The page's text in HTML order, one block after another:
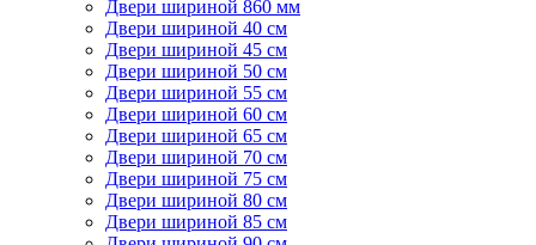
Двери шириной 860 мм
Двери шириной 40 см
Двери шириной 45 см
Двери шириной 50 см
Двери шириной 55 см
Двери шириной 60 см
Двери шириной 65 см
Двери шириной 70 см
Двери шириной 75 см
Двери шириной 80 см
Двери шириной 85 см